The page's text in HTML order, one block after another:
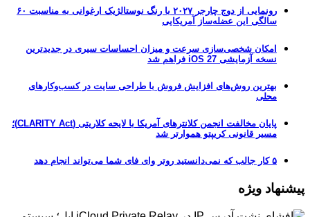
رونمایی از دوج چارجر ۲۰۲۷ با رنگ نوستالژیک ارغوانی به مناسبت ۶۰
سالگی این عضله‌ساز آمریکایی
امکان شخصی‌سازی سرعت و میزان احساسات سیری در جدیدترین
نسخه آزمایشی iOS 27 فراهم شد
بهترین روش‌های افزایش فروش با طراحی سایت در کسب‌وکارهای
محلی
پایان مخالفت انجمن کلانترهای آمریکا با لایحه کلاریتی (CLARITY Act)؛
مسیر قانونی کریپتو هموارتر شد
۵ کار جالب که نمی‌دانستید روتر وای فای شما می‌تواند انجام دهد
پیشنهاد ویژه